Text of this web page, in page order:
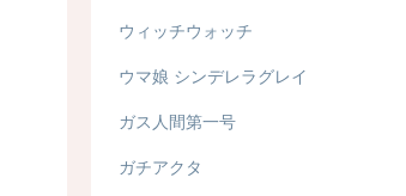
ウィッチウォッチ
ウマ娘 シンデレラグレイ
ガス人間第一号
ガチアクタ